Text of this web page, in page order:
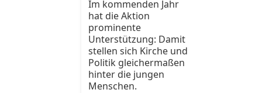
Im kommenden Jahr
hat die Aktion
prominente
Unterstützung: Damit
stellen sich Kirche und
Politik gleichermaßen
hinter die jungen
Menschen.